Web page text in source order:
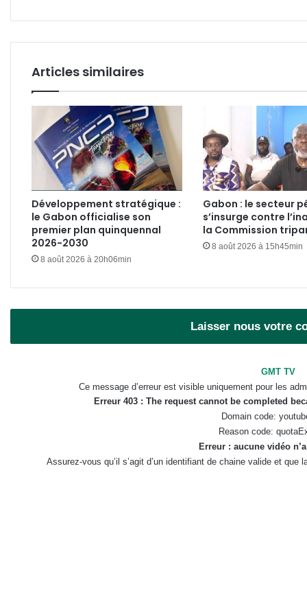
Articles similaires
Développement stratégique :
le Gabon officialise son
premier plan quinquennal
2026-2030
8 août 2026 à 20h06min
Gabon : le secteur
s’insurge contre
la Commission
8 août 2026 à 15h45min
Laisser nous votre
GMT TV
Ce message d’erreur est visible uniquement pour les
Erreur 403 : The request cannot be completed
Domain code:
Reason code:
Erreur : aucune vidéo
Assurez-vous qu’il s’agit d’un identifiant de chaine valide et